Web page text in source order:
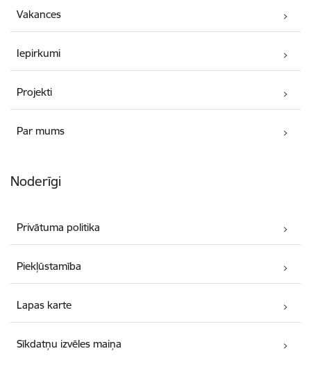
Vakances
Iepirkumi
Projekti
Par mums
Noderīgi
Privātuma politika
Piekļūstamība
Lapas karte
Sīkdatņu izvēles maiņa